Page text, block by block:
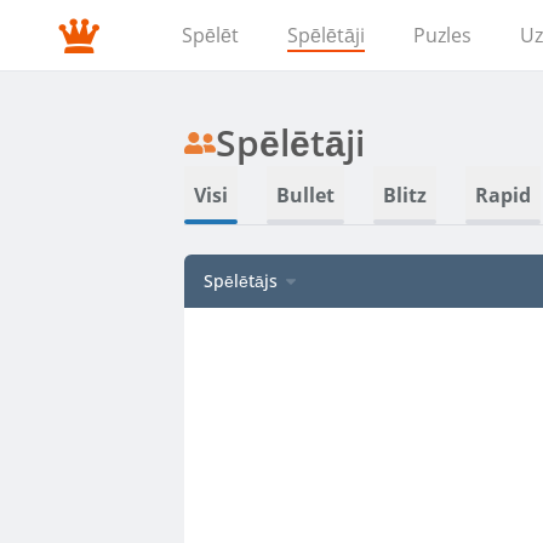
Spēlēt Spēlētāji Puzles
Spēlētāji
Visi Bullet Blitz Rapid
Spēlētājs